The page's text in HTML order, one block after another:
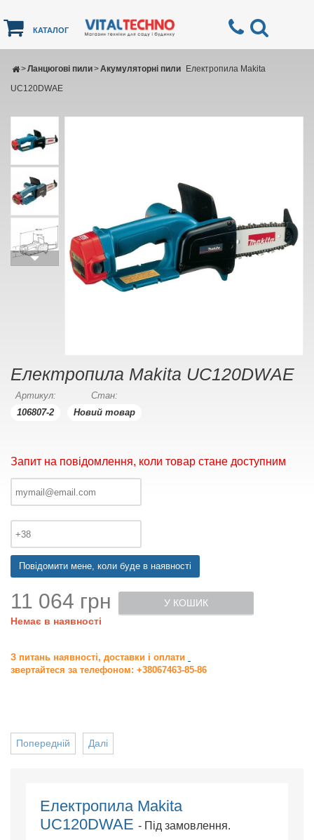
КАТАЛОГ
Ланцюгові пили
> Акумуляторні пили
>
Електропила Makita
UC120DWAE
Електропила Makita UC120DWAE
Артикул:
106807-2
Стан:
Новий товар
Запит на повідомлення, коли товар стане доступним
Повідомити мене, коли буде в наявності
11 064 грн
Немає в наявності
У КОШИК
З питань наявності, доставки і оплати
звертайтеся за телефоном: +38067463-85-86
Далі
Попередній
Електропила Makita
UC120DWAE - Під замовлення.